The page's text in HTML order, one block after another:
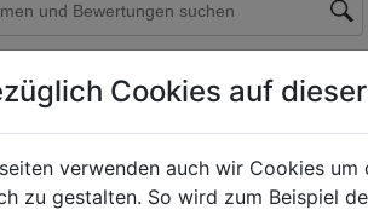
Cookies auf
verwenden auch wir Cookies um
zu gestalten. So wird zum Beispiel